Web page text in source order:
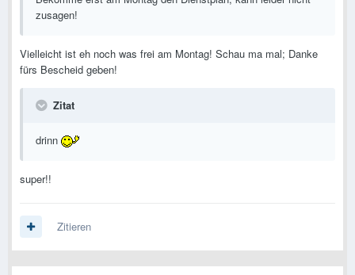
zusagen!
Vielleicht ist eh noch was frei am Montag! Schau ma mal; Danke
fürs Bescheid geben!
Zitat
drinn
super!!
Zitieren